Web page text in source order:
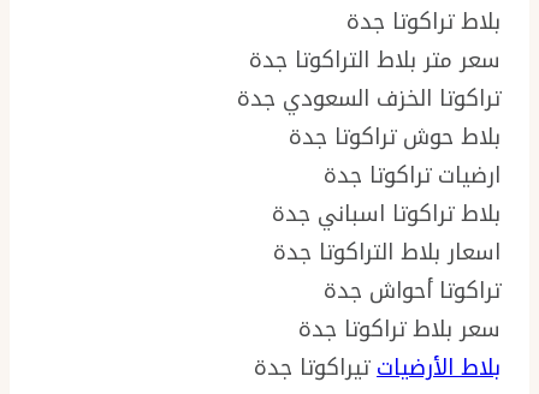
بلاط تراكوتا جدة
سعر متر بلاط التراكوتا جدة
تراكوتا الخزف السعودي جدة
بلاط حوش تراكوتا جدة
ارضيات تراكوتا جدة
بلاط تراكوتا اسباني جدة
اسعار بلاط التراكوتا جدة
تراكوتا أحواش جدة
سعر بلاط تراكوتا جدة
بلاط الأرضياتتيراكوتا جدة